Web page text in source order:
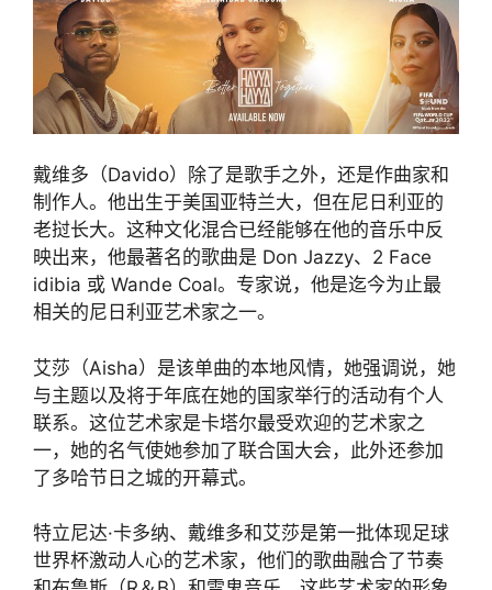
戴维多（Davido）除了是歌手之外，还是作曲家和
制作人。他出生于美国亚特兰大，但在尼日利亚的
老挝长大。这种文化混合已经能够在他的音乐中反
映出来，他最著名的歌曲是 Don Jazzy、2 Face
idibia 或 Wande Coal。专家说，他是迄今为止最
相关的尼日利亚艺术家之一。
艾莎（Aisha）是该单曲的本地风情，她强调说，她
与主题以及将于年底在她的国家举行的活动有个人
联系。这位艺术家是卡塔尔最受欢迎的艺术家之
一，她的名气使她参加了联合国大会，此外还参加
了多哈节日之城的开幕式。
特立尼达·卡多纳、戴维多和艾莎是第一批体现足球
世界杯激动人心的艺术家，他们的歌曲融合了节奏